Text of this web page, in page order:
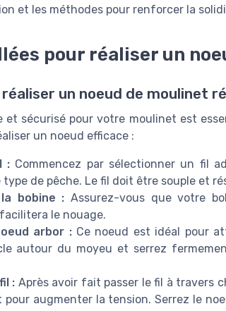
et les méthodes pour renforcer la
pour réaliser un
un noeud de moulinet
et sécurisé pour votre moulinet est
un noeud efficace :
: Commencez par sélectionner un fil
de pêche. Le fil doit être souple et
bobine : Assurez-vous que votre
le nouage.
arbor :Ce noeud est idéal pour
autour du moyeu et serrez
: Après avoir fait passer le fil à travers
pour augmenter la tension. Serrez le